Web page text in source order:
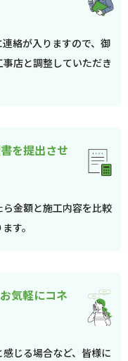
絡が入りますので、御
店と調整していただき
を提出させ
金額と施工内容を比較
す。
気軽にコネ
じる場合など、皆様に